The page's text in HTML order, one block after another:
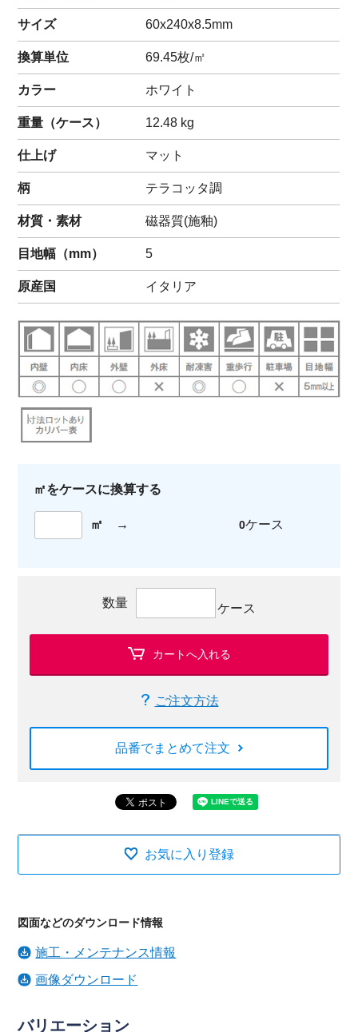
サイズ 60x240x8.5mm
換算単位 69.45枚/㎡
カラー ホワイト
重量（ケース） 12.48 kg
仕上げ マット
柄 テラコッタ調
材質・素材 磁器質(施釉)
目地幅（mm） 5
原産国 イタリア
㎡をケースに換算する
㎡ → 0ケース
数量 ケース
カートへ入れる
ご注文方法
品番でまとめて注文
お気に入り登録
図面などのダウンロード情報
施工・メンテナンス情報
画像ダウンロード
バリエーション